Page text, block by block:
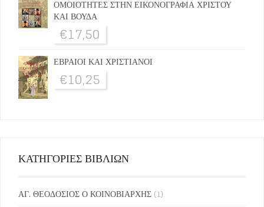
ΟΜΟΙΟΤΗΤΕΣ ΣΤΗΝ ΕΙΚΟΝΟΓΡΑΦΙΑ ΧΡΙΣΤΟΥ
ΚΑΙ ΒΟΥΔΑ
€17,50
ΕΒΡΑΙΟΙ ΚΑΙ ΧΡΙΣΤΙΑΝΟΙ
€10,25
ΚΑΤΗΓΟΡΙΕΣ ΒΙΒΛΙΩΝ
ΑΓ. ΘΕΟΔΟΣΙΟΣ Ο ΚΟΙΝΟΒΙΑΡΧΗΣ (1)